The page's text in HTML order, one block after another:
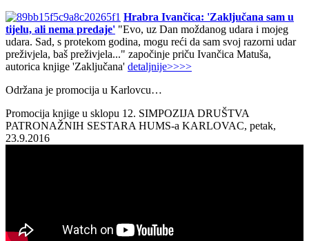
Hrabra Ivančica: 'Zaključana sam u
tijelu, ali nema predaje' "Evo, uz Dan moždanog udara i mojeg
udara. Sad, s protekom godina, mogu reći da sam svoj razorni udar
preživjela, baš preživjela..." započinje priču Ivančica Matuša,
autorica knjige 'Zaključana' detaljnije>>>>
Održana je promocija u Karlovcu…
Promocija knjige u sklopu 12. SIMPOZIJA DRUŠTVA
PATRONAŽNIH SESTARA HUMS-a KARLOVAC, petak,
23.9.2016